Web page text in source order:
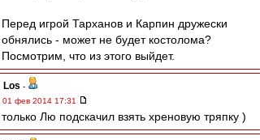
Перед игрой Тарханов и Карпин дружески
обнялись - может не будет костолома?
Посмотрим, что из этого выйдет.
Los -
01 фев 2014 17:31
только Лю подскачил взять хреновую тряпку )